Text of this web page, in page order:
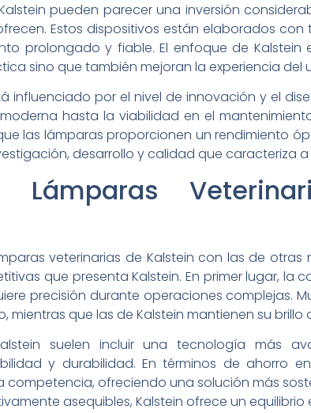
pueden parecer una inversión
Estos dispositivos están elaborados
prolongado y fiable. El enfoque de
sino que también mejoran la experiencia del
influenciado por el nivel de innovación y el
hasta la viabilidad en el
las lámparas proporcionen un rendimiento
desarrollo y calidad que caracteriza
Lámparas
veterinarias de Kalstein con las de otras
que presenta Kalstein. En primer lugar, la
precisión durante operaciones complejas.
mientras que las de Kalstein mantienen su
suelen incluir una tecnología más
y durabilidad. En términos de ahorro
competencia, ofreciendo una solución más
asequibles, Kalstein ofrece un